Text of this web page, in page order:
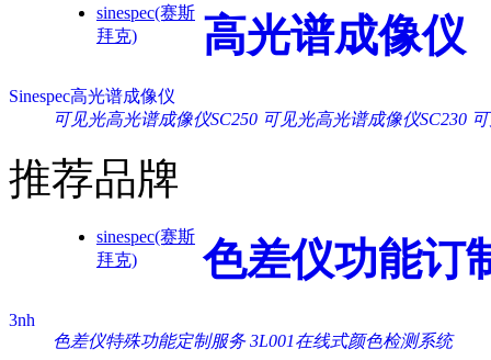
sinespec(赛斯
拜克)
高光谱成像仪
Sinespec高光谱成像仪
可见光高光谱成像仪SC250 可见光高光谱成像仪SC230
推荐品牌
sinespec(赛斯
拜克)
色差仪功能订
3nh
色差仪特殊功能定制服务 3L001在线式颜色检测系统